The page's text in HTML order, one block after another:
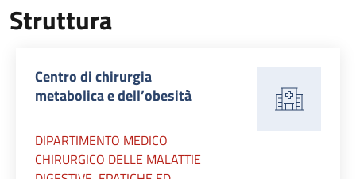
Struttura
Centro di chirurgia
metabolica e dell’obesità
DIPARTIMENTO MEDICO
CHIRURGICO DELLE MALATTIE